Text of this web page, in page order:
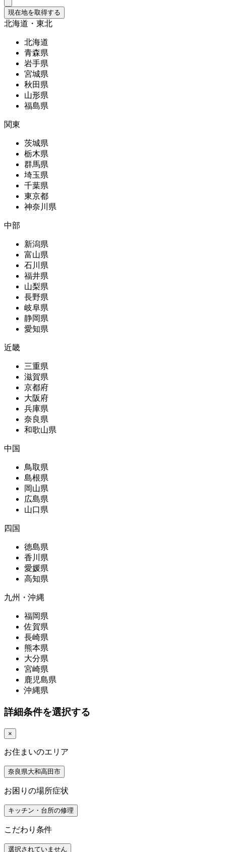
現在地を取得する
北海道・東北
北海道
青森県
岩手県
宮城県
秋田県
山形県
福島県
関東
茨城県
栃木県
群馬県
埼玉県
千葉県
東京都
神奈川県
中部
新潟県
富山県
石川県
福井県
山梨県
長野県
岐阜県
静岡県
愛知県
近畿
三重県
滋賀県
京都府
大阪府
兵庫県
奈良県
和歌山県
中国
鳥取県
島根県
岡山県
広島県
山口県
四国
徳島県
香川県
愛媛県
高知県
九州・沖縄
福岡県
佐賀県
長崎県
熊本県
大分県
宮崎県
鹿児島県
沖縄県
詳細条件を選択する
×
お住まいのエリア
奈良県大和高田市
お困りの場所症状
キッチン・台所の修理
こだわり条件
選択されていません